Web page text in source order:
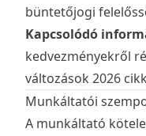
büntetőjogi
Kapcsolódó
kedvezményekről
változások 2026
Munkáltatói
A munkáltató